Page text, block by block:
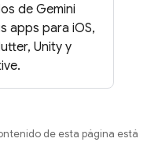
de Gemini
apps para iOS,
Unity y
de esta página está